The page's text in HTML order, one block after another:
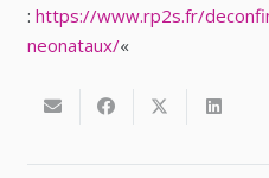
: https://www.rp2s.fr/
neonataux/«